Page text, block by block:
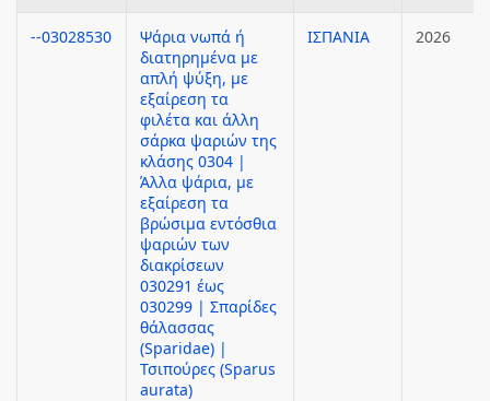
--03028530
Ψάρια νωπά ή
διατηρημένα με
απλή ψύξη, με
εξαίρεση τα
φιλέτα και άλλη
σάρκα ψαριών της
κλάσης 0304 |
Άλλα ψάρια, με
εξαίρεση τα
βρώσιμα εντόσθια
ψαριών των
διακρίσεων
030291 έως
030299 | Σπαρίδες
θάλασσας
(Sparidae) |
Τσιπούρες (Sparus
aurata)
ΙΣΠΑΝΙΑ 2026